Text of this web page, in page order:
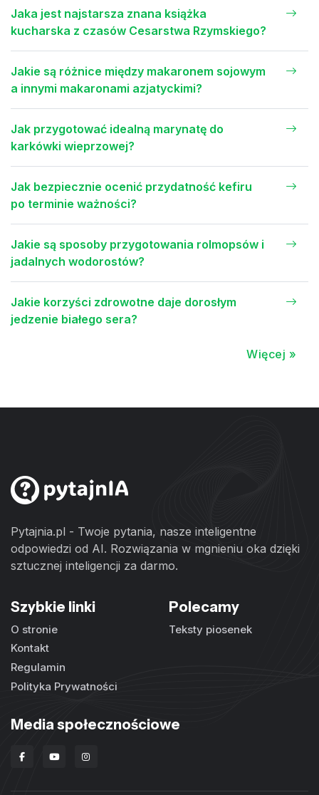
Jaka jest najstarsza znana książka
kucharska z czasów Cesarstwa Rzymskiego?
Jakie są różnice między makaronem sojowym
a innymi makaronami azjatyckimi?
Jak przygotować idealną marynatę do
karkówki wieprzowej?
Jak bezpiecznie ocenić przydatność kefiru
po terminie ważności?
Jakie są sposoby przygotowania rolmopsów i
jadalnych wodorostów?
Jakie korzyści zdrowotne daje dorosłym
jedzenie białego sera?
Więcej »
Pytajnia.pl - Twoje pytania, nasze inteligentne
odpowiedzi od AI. Rozwiązania w mgnieniu oka dzięki
sztucznej inteligencji za darmo.
Szybkie linki
O stronie
Kontakt
Regulamin
Polityka Prywatności
Polecamy
Teksty piosenek
Media społecznościowe